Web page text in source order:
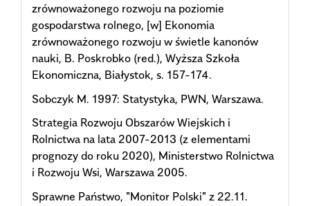
zrównoważonego rozwoju na poziomie
gospodarstwa rolnego, [w] Ekonomia
zrównoważonego rozwoju w świetle kanonów
nauki, B. Poskrobko (red.), Wyższa Szkoła
Ekonomiczna, Białystok, s. 157-174.
Sobczyk M. 1997: Statystyka, PWN, Warszawa.
Strategia Rozwoju Obszarów Wiejskich i
Rolnictwa na lata 2007-2013 (z elementami
prognozy do roku 2020), Ministerstwo Rolnictwa
i Rozwoju Wsi, Warszawa 2005.
Sprawne Państwo, "Monitor Polski" z 22.11.